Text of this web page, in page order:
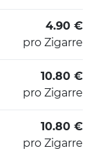
4.90 €
pro Zigarre
10.80 €
pro Zigarre
10.80 €
pro Zigarre